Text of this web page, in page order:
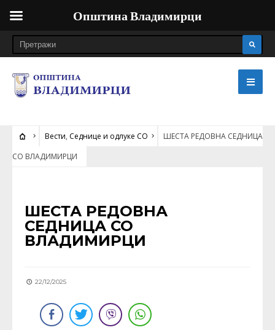
Вести, Седнице и одлуке СО
ШЕСТА РЕДОВНА СЕДНИЦА
СО ВЛАДИМИРЦИ
ШЕСТА РЕДОВНА
СЕДНИЦА СО
ВЛАДИМИРЦИ
22/12/2025
Општина Владимирци